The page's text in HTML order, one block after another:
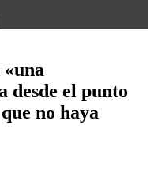
desde el punto
no haya